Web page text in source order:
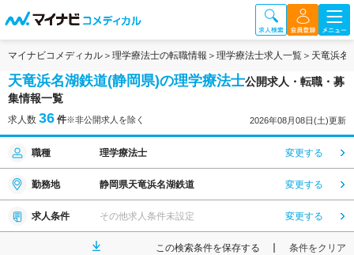
マイナビコメディカル 理学療法士の転職情報 理学療法士求人一覧 天竜浜名
天竜浜名湖鉄道(静岡県)の理学療法士公開求人・転職・募
集情報一覧
求人数 36 件※非公開求人を除く 2026年08月08日(土)更新
職種 理学療法士 変更する
勤務地 静岡県天竜浜名湖鉄道 変更する
求人条件 その他求人条件未設定 変更する
この検索条件を保存する 条件をクリア